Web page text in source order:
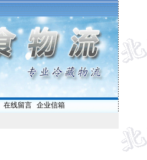
在线留言| 企业信箱